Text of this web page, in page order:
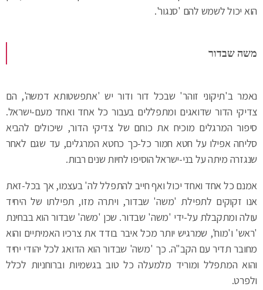
הוא יכול לשמש להם 'סנגור'.
משה שבדור
נאמר ב'תיקוני זוהר' שבכל דור ודור יש 'אתפשטותא דמשה', הם
צדיקי הדור שדואגים ומתפללים בעבור כל אחד ואחד מעם-ישראל.
סיפור המרגלים מוכיח את כוחם של צדיקי הדור, שיכולים להביא
סליחה אפילו על חטא חמור כל-כך כחטא המרגלים, עד שגם לאחר
שנגזרה מיתה על בני-ישראל הוסיפו לחיות שנים רבות.
אמנם כל אחד ואחד יכול ואף חייב להתפלל לה' בעצמו, אך בכל-זאת
אנו זקוקים לתפילת 'משה' שבדור, ויתרה מזו, תפילתו של היחיד
עולה ומתקבלת על-ידי 'משה' שבדור. שכן 'משה' שבדור הוא בבחינת
'ראש' ו'מוח', שמרגיש יותר מכל איבר בודד את צרכיו האמיתיים והוא
מחובר תדיר עם הקב"ה. כך 'משה' שבדור הוא הדואג לכל יהודי יחיד
והוא המתפלל ומוריד מלמעלה כל טוב בגשמיות וברוחניות לכלל
ולפרט.